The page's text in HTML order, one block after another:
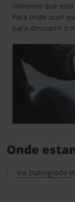
sabemos que
Para onde quer
para descobrir o
Onde
Via Stalingrado